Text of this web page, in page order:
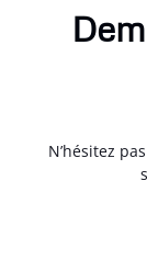
N’hésitez